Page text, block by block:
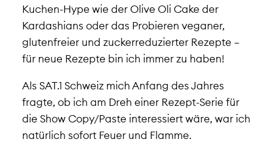
Kuchen-Hype wie der Olive Oli Cake der
Kardashians oder das Probieren veganer,
glutenfreier und zuckerreduzierter Rezepte –
für neue Rezepte bin ich immer zu haben!
Als SAT.1 Schweiz mich Anfang des Jahres
fragte, ob ich am Dreh einer Rezept-Serie für
die Show Copy/Paste interessiert wäre, war ich
natürlich sofort Feuer und Flamme.